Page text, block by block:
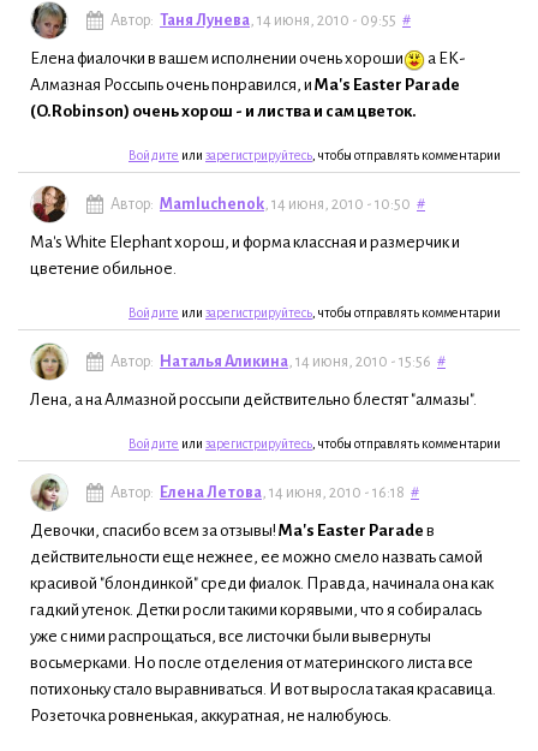
Автор: Таня Лунева, 14 июня, 2010 - 09:55 #
Елена фиалочки в вашем исполнении очень хороши
а ЕК-
Алмазная Россыпь очень понравился, и Ma's Easter Parade
(O.Robinson) очень хорош - и листва и сам цветок.
Войдите или зарегистрируйтесь, чтобы отправлять комментарии
Автор: Mamluchenok, 14 июня, 2010 - 10:50 #
Ma's White Elephant хорош, и форма классная и размерчик и
цветение обильное.
Войдите или зарегистрируйтесь, чтобы отправлять комментарии
Автор: Наталья Аликина, 14 июня, 2010 - 15:56 #
Лена, а на Алмазной россыпи действительно блестят "алмазы".
Войдите или зарегистрируйтесь, чтобы отправлять комментарии
Автор: Елена Летова, 14 июня, 2010 - 16:18 #
Девочки, спасибо всем за отзывы! Ma's Easter Parade в
действительности еще нежнее, ее можно смело назвать самой
красивой "блондинкой" среди фиалок. Правда, начинала она как
гадкий утенок. Детки росли такими корявыми, что я собиралась
уже с ними распрощаться, все листочки были вывернуты
восьмерками. Но после отделения от материнского листа все
потихоньку стало выравниваться. И вот выросла такая красавица.
Розеточка ровненькая, аккуратная, не налюбуюсь.